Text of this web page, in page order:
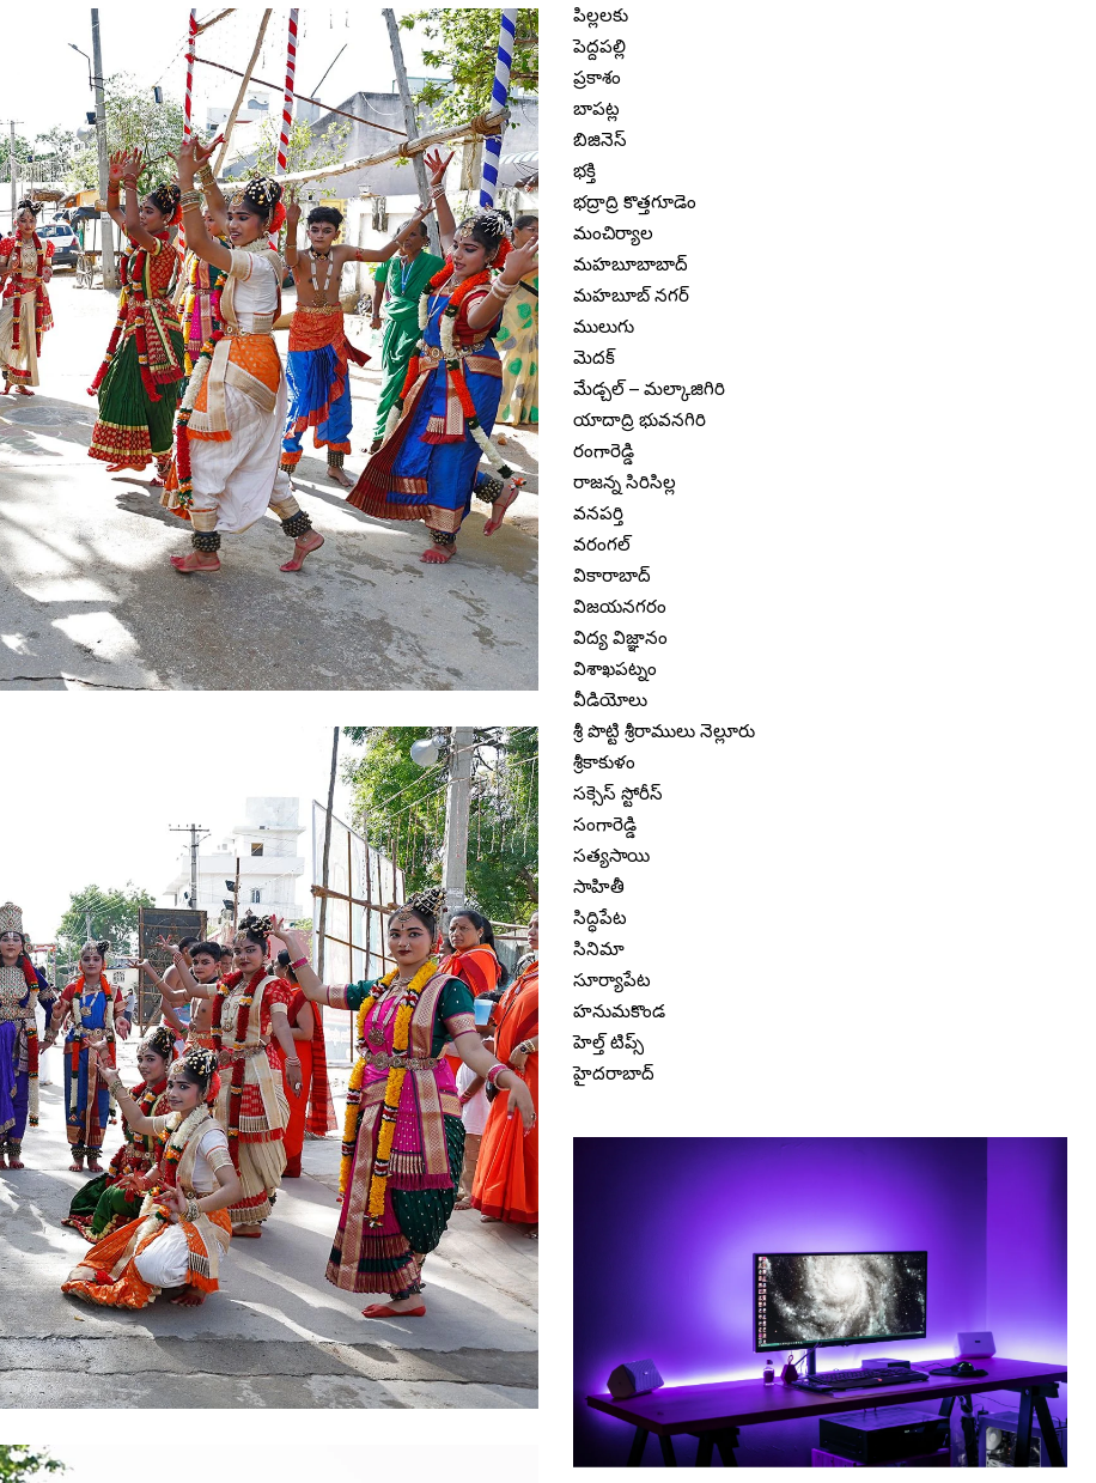
పిల్లలకు
పెద్దపల్లి
ప్రకాశం
బాపట్ల
బిజినెస్
భక్తి
భద్రాద్రి కొత్తగూడెం
మంచిర్యాల
మహబూబాబాద్
మహబూబ్ నగర్
ములుగు
మెదక్
మేడ్చల్ – మల్కాజిగిరి
యాదాద్రి భువనగిరి
రంగారెడ్డి
రాజన్న సిరిసిల్ల
వనపర్తి
వరంగల్
వికారాబాద్
విజయనగరం
విద్య విజ్ఞానం
విశాఖపట్నం
వీడియోలు
శ్రీ పొట్టి శ్రీరాములు నెల్లూరు
శ్రీకాకుళం
సక్సెస్ స్టోరీస్
సంగారెడ్డి
సత్యసాయి
సాహితీ
సిద్ధిపేట
సినిమా
సూర్యాపేట
హనుమకొండ
హెల్త్ టిప్స్
హైదరాబాద్